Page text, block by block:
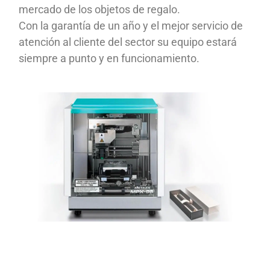
mercado de los objetos de regalo.
Con la garantía de un año y el mejor servicio de
atención al cliente del sector su equipo estará
siempre a punto y en funcionamiento.